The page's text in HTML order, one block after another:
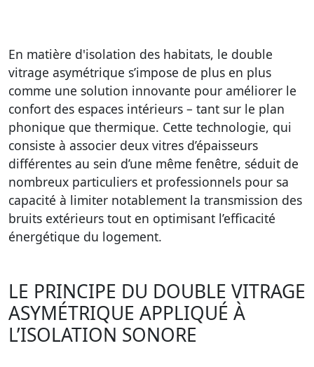
En matière d'isolation des habitats, le double
vitrage asymétrique s’impose de plus en plus
comme une solution innovante pour améliorer le
confort des espaces intérieurs – tant sur le plan
phonique que thermique. Cette technologie, qui
consiste à associer deux vitres d’épaisseurs
différentes au sein d’une même fenêtre, séduit de
nombreux particuliers et professionnels pour sa
capacité à limiter notablement la transmission des
bruits extérieurs tout en optimisant l’efficacité
énergétique du logement.
LE PRINCIPE DU DOUBLE VITRAGE
ASYMÉTRIQUE APPLIQUÉ À
L’ISOLATION SONORE